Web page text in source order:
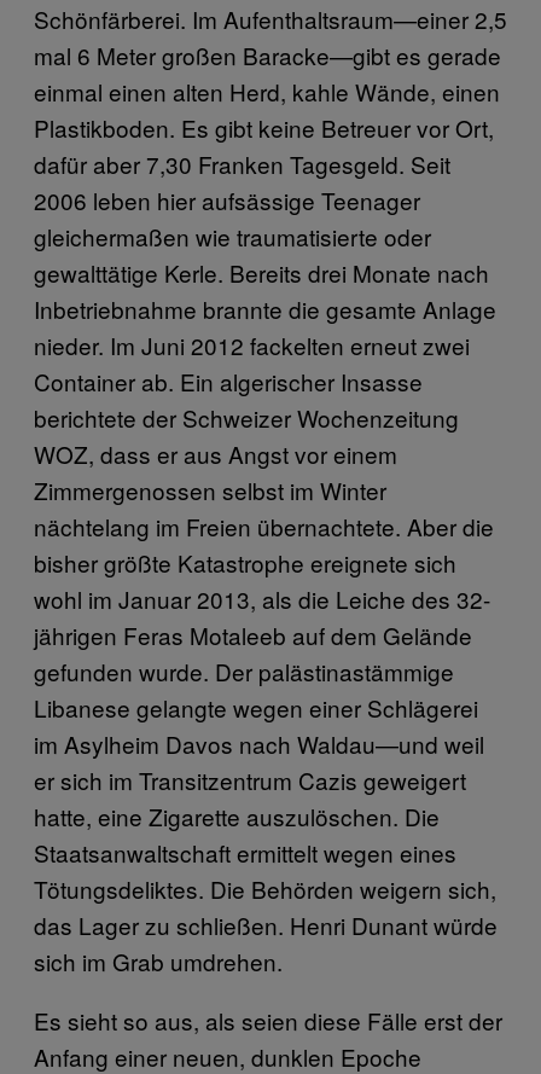
Schönfärberei. Im Aufenthaltsraum—einer 2,5
mal 6 Meter großen Baracke—gibt es gerade
einmal einen alten Herd, kahle Wände, einen
Plastikboden. Es gibt keine Betreuer vor Ort,
dafür aber 7,30 Franken Tagesgeld. Seit
2006 leben hier aufsässige Teenager
gleichermaßen wie traumatisierte oder
gewalttätige Kerle. Bereits drei Monate nach
Inbetriebnahme brannte die gesamte Anlage
nieder. Im Juni 2012 fackelten erneut zwei
Container ab. Ein algerischer Insasse
berichtete der Schweizer Wochenzeitung
WOZ, dass er aus Angst vor einem
Zimmergenossen selbst im Winter
nächtelang im Freien übernachtete. Aber die
bisher größte Katastrophe ereignete sich
wohl im Januar 2013, als die Leiche des 32-
jährigen Feras Motaleeb auf dem Gelände
gefunden wurde. Der palästinastämmige
Libanese gelangte wegen einer Schlägerei
im Asylheim Davos nach Waldau—und weil
er sich im Transitzentrum Cazis geweigert
hatte, eine Zigarette auszulöschen. Die
Staatsanwaltschaft ermittelt wegen eines
Tötungsdeliktes. Die Behörden weigern sich,
das Lager zu schließen. Henri Dunant würde
sich im Grab umdrehen.
Es sieht so aus, als seien diese Fälle erst der
Anfang einer neuen, dunklen Epoche